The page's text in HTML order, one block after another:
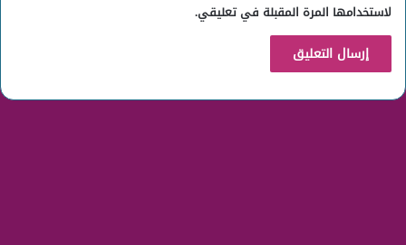
لاستخدامها المرة المقبلة في تعليقي.